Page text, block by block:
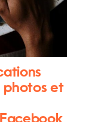
photos et